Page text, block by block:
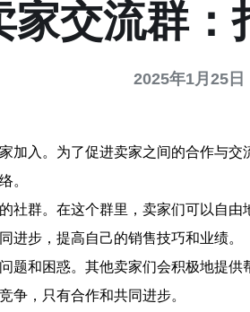
家交流群
2025年1月25日
加入。为了促进卖家之间的合作与
。
社群。在这个群里，卖家们可以自
进步，提高自己的销售技巧和业绩。
题和困惑。其他卖家们会积极地提
争，只有合作和共同进步。